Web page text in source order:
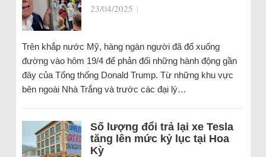
23/04/2025 |
Trên khắp nước Mỹ, hàng ngàn người đã đổ xuống
đường vào hôm 19/4 để phản đối những hành động gần
đây của Tổng thống Donald Trump. Từ những khu vực
bên ngoài Nhà Trắng và trước các đại lý…
Số lượng đổi trả lại xe Tesla
tăng lên mức kỷ lục tại Hoa
Kỳ